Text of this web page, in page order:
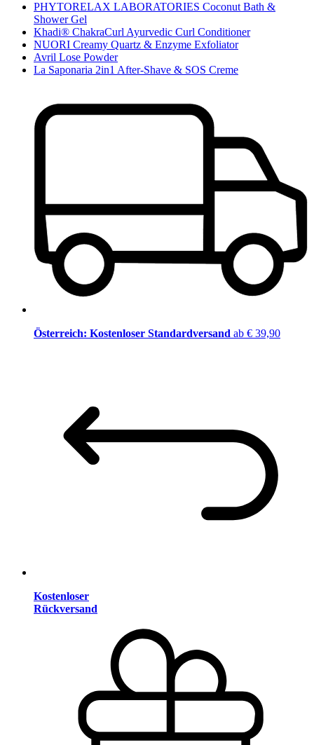
PHYTORELAX LABORATORIES Coconut Bath &
Shower Gel
Khadi® ChakraCurl Ayurvedic Curl Conditioner
NUORI Creamy Quartz & Enzyme Exfoliator
Avril Lose Powder
La Saponaria 2in1 After-Shave & SOS Creme
Österreich: Kostenloser Standardversand ab € 39,90
Kostenloser
Rückversand